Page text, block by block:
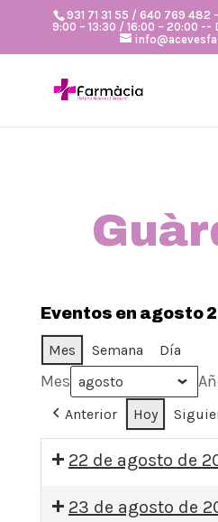
931 71 31 55 / 640 769
9:00 – 13:30 / 16:00 – 20:00 --
Eventos en agosto
Mes Semana Día
Mes
Anterior Hoy
22 de agosto de
09:00:23 de agosto de